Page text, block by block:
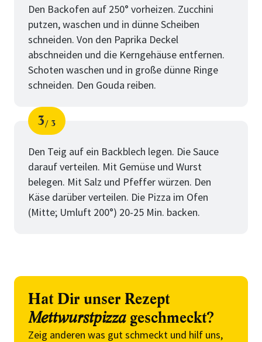
Den Backofen auf 250° vorheizen. Zucchini
putzen, waschen und in dünne Scheiben
schneiden. Von den Paprika Deckel
abschneiden und die Kerngehäuse entfernen.
Schoten waschen und in große dünne Ringe
schneiden. Den Gouda reiben.
Schritt
3
von
3
Den Teig auf ein Backblech legen. Die Sauce
darauf verteilen. Mit Gemüse und Wurst
belegen. Mit Salz und Pfeffer würzen. Den
Käse darüber verteilen. Die Pizza im Ofen
(Mitte; Umluft 200°) 20-25 Min. backen.
Hat Dir unser Rezept
Mettwurstpizzageschmeckt?
Zeig anderen was gut schmeckt und hilf uns,